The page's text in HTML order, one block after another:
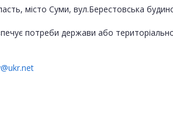
місто Суми, вул.Берестовська
потреби держави або